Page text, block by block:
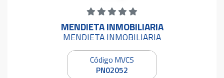
MENDIETA INMOBILIARIA
MENDIETA INMOBILIARIA
Código MVCS
PN02052